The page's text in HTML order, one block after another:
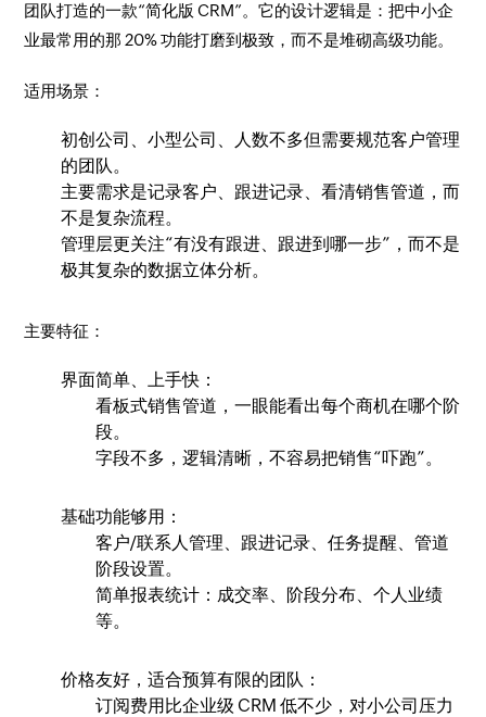
团队打造的一款“简化版 CRM”。它的设计逻辑是：把中小企
业最常用的那 20% 功能打磨到极致，而不是堆砌高级功能。
适用场景：
初创公司、小型公司、人数不多但需要规范客户管理
的团队。
主要需求是记录客户、跟进记录、看清销售管道，而
不是复杂流程。
管理层更关注“有没有跟进、跟进到哪一步”，而不是
极其复杂的数据立体分析。
主要特征：
界面简单、上手快：
看板式销售管道，一眼能看出每个商机在哪个阶
段。
字段不多，逻辑清晰，不容易把销售“吓跑”。
基础功能够用：
客户/联系人管理、跟进记录、任务提醒、管道
阶段设置。
简单报表统计：成交率、阶段分布、个人业绩
等。
价格友好，适合预算有限的团队：
订阅费用比企业级 CRM 低不少，对小公司压力